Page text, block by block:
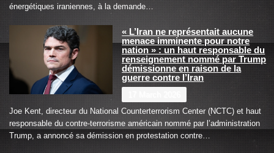
énergétiques iraniennes, à la demande…
« L’Iran ne représentait aucune
menace imminente pour notre
nation » : un haut responsable du
renseignement nommé par Trump
démissionne en raison de la
guerre contre l’Iran
Joe Kent, directeur du National Counterterrorism Center (NCTC) et haut
responsable du contre-terrorisme américain nommé par l’administration
Trump, a annoncé sa démission en protestation contre…